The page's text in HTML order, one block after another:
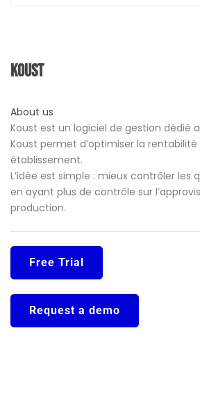
Koust
About us
Koust est un logiciel de gestion dédié
Koust permet d’optimiser la
établissement.
L’idée est simple : mieux contrôler les
en ayant plus de contrôle sur
production.
Free Trial
Request a demo